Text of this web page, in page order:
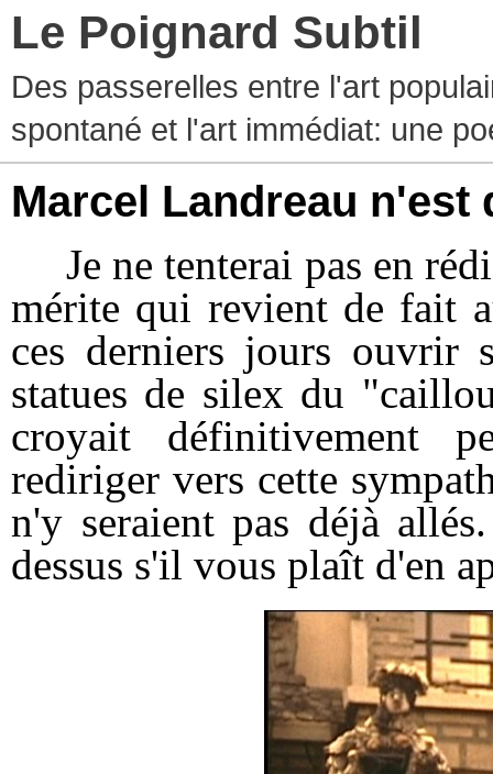
Le Poignard Subtil
Des passerelles entre l'art
spontané et l'art immédiat: une
Marcel Landreau n'est
Je ne tenterai pas en
mérite qui revient de fait
ces derniers jours ouvrir
statues de silex du
croyait définitivement
rediriger vers cette
n'y seraient pas déjà
dessus s'il vous plaît d'en